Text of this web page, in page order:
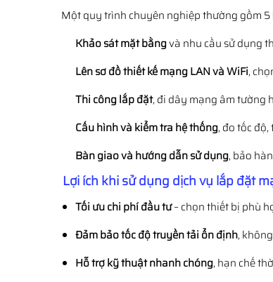
Một quy trình chuyên nghiệp thường gồm 5
Khảo sát mặt bằngvà nhu cầu sử dụng
Lên sơ đồ thiết kế mạng LAN và WiFi,
Thi công lắp đặt, đi dây mạng âm tường
Cấu hình và kiểm tra hệ thống, đo tốc
Bàn giao và hướng dẫn sử dụng, bảo
Lợi ích khi sử dụng dịch vụ lắp đặt
Tối ưu chi phí đầu tư– chọn thiết bị phù
Đảm bảo tốc độ truyền tải ổn định,
Hỗ trợ kỹ thuật nhanh chóng, hạn chế